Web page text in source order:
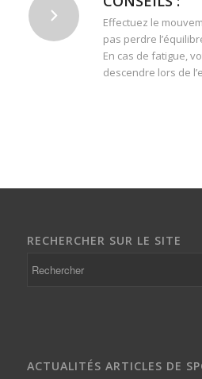
Effectuez le
pas perdre
En cas de fatigue,
descendre lors de
RECHERCHER SUR LE SITE
ACTUALITÉS ARTICLES DE